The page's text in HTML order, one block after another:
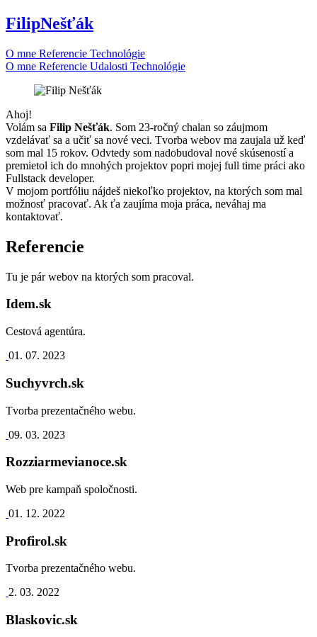
FilipNešťák
O mne Referencie Technológie
O mne Referencie Udalosti Technológie
Ahoj!
Volám sa Filip Nešťák. Som 23-ročný chalan so záujmom
vzdelávať sa a učiť sa nové veci. Tvorba webov ma zaujala už keď
som mal 15 rokov. Odvtedy som nadobudoval nové skúseností a
premietol ich do mnohých projektov popri mojej full time práci ako
Fullstack developer.
V mojom portfóliu nájdeš niekoľko projektov, na ktorých som mal
možnosť pracovať. Ak ťa zaujíma moja práca, neváhaj ma
kontaktovať.
Referencie
Tu je pár webov na ktorých som pracoval.
Idem.sk
Cestová agentúra.
01. 07. 2023
Suchyvrch.sk
Tvorba prezentačného webu.
09. 03. 2023
Rozziarmevianoce.sk
Web pre kampaň spoločnosti.
01. 12. 2022
Profirol.sk
Tvorba prezentačného webu.
2. 03. 2022
Blaskovic.sk